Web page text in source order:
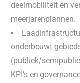
deelmobiliteit en
meerjarenplannen.
onderbouwt
(publiek/
KPI’s en